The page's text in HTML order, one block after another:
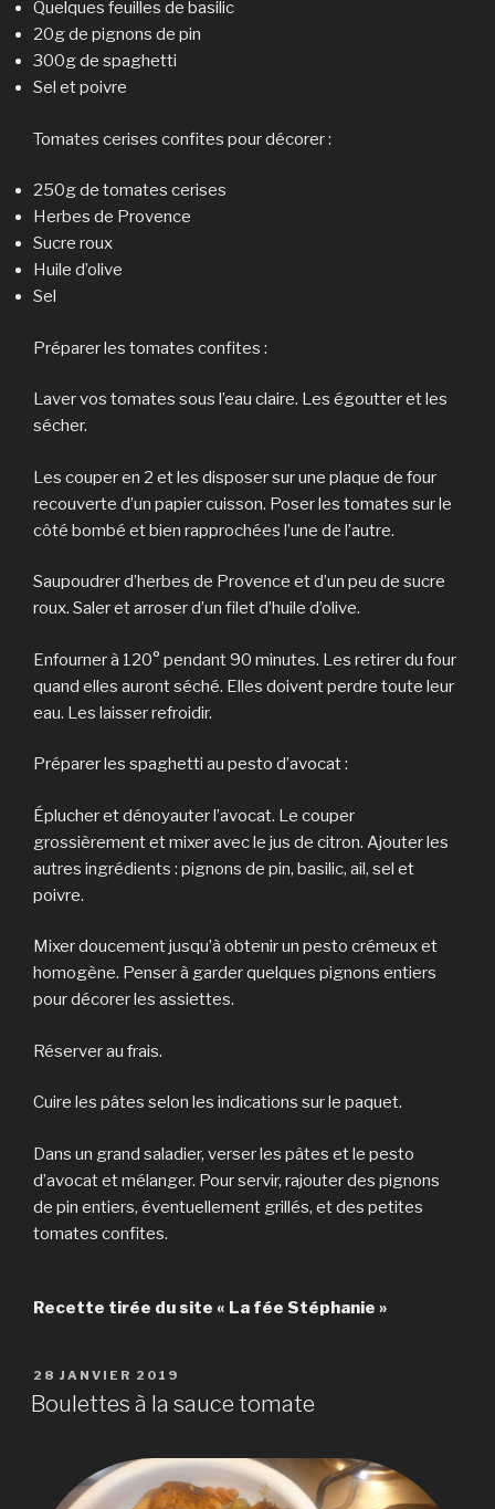
Quelques feuilles de basilic
20g de pignons de pin
300g de spaghetti
Sel et poivre
Tomates cerises confites pour décorer :
250g de tomates cerises
Herbes de Provence
Sucre roux
Huile d’olive
Sel
Préparer les tomates confites :
Laver vos tomates sous l’eau claire. Les égoutter et les
sécher.
Les couper en 2 et les disposer sur une plaque de four
recouverte d’un papier cuisson. Poser les tomates sur le
côté bombé et bien rapprochées l’une de l’autre.
Saupoudrer d’herbes de Provence et d’un peu de sucre
roux. Saler et arroser d’un filet d’huile d’olive.
Enfourner à 120° pendant 90 minutes. Les retirer du four
quand elles auront séché. Elles doivent perdre toute leur
eau. Les laisser refroidir.
Préparer les spaghetti au pesto d’avocat :
Éplucher et dénoyauter l’avocat. Le couper
grossièrement et mixer avec le jus de citron. Ajouter les
autres ingrédients : pignons de pin, basilic, ail, sel et
poivre.
Mixer doucement jusqu’à obtenir un pesto crémeux et
homogène. Penser à garder quelques pignons entiers
pour décorer les assiettes.
Réserver au frais.
Cuire les pâtes selon les indications sur le paquet.
Dans un grand saladier, verser les pâtes et le pesto
d’avocat et mélanger. Pour servir, rajouter des pignons
de pin entiers, éventuellement grillés, et des petites
tomates confites.
Recette tirée du site « La fée Stéphanie »
PUBLIÉ
LE
28 JANVIER 2019
Boulettes à la sauce tomate